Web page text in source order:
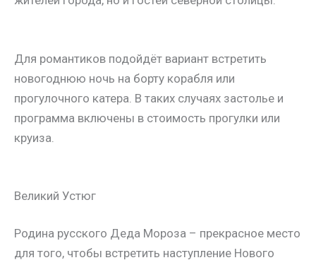
Для романтиков подойдёт вариант встретить
новогоднюю ночь на борту корабля или
прогулочного катера. В таких случаях застолье и
программа включены в стоимость прогулки или
круиза.
Великий Устюг
Родина русского Деда Мороза – прекрасное место
для того, чтобы встретить наступление Нового